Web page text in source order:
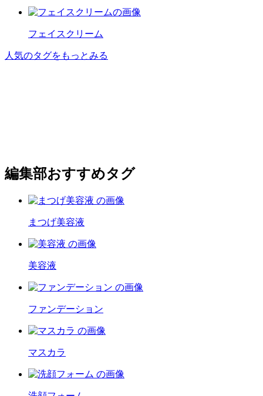
フェイスクリーム
人気のタグをもっとみる
編集部おすすめタグ
まつげ美容液
美容液
ファンデーション
マスカラ